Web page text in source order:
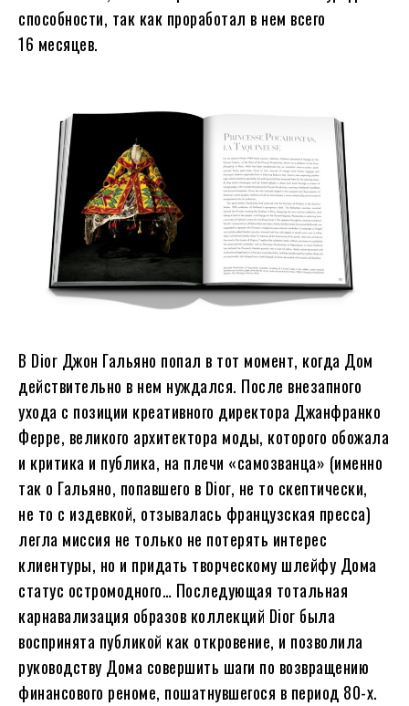
способности, так как проработал в нем всего
16 месяцев.
В Dior Джон Гальяно попал в тот момент, когда Дом
действительно в нем нуждался. После внезапного
ухода с позиции креативного директора Джанфранко
Ферре, великого архитектора моды, которого обожала
и критика и публика, на плечи «самозванца» (именно
так о Гальяно, попавшего в Dior, не то скептически,
не то с издевкой, отзывалась французская пресса)
легла миссия не только не потерять интерес
клиентуры, но и придать творческому шлейфу Дома
статус остромодного… Последующая тотальная
карнавализация образов коллекций Dior была
воспринята публикой как откровение, и позволила
руководству Дома совершить шаги по возвращению
финансового реноме, пошатнувшегося в период 80-х.